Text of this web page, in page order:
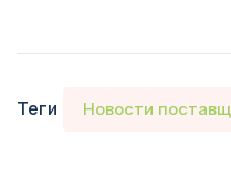
Теги Новости